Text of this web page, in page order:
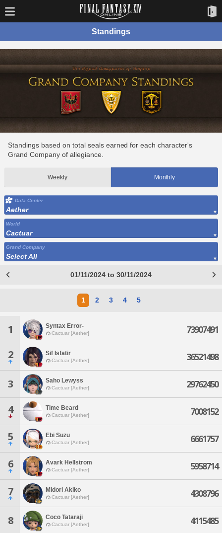
Standings
Standings based on total seals earned for each character's
Grand Company of allegiance.
Weekly Monthly
Data Center
Aether
World
Cactuar
Grand Company
Select All
01/11/2024 to 30/11/2024
1 2 3 4 5
1 Syntax Error-
Cactuar [Aether] 73907491
2 Sif Isfatir
Cactuar [Aether] 36521498
3 Saho Lewyss
Cactuar [Aether] 29762450
4 Time Beard
Cactuar [Aether] 7008152
5 Ebi Suzu
Cactuar [Aether] 6661757
6 Avark Hellstrom
Cactuar [Aether] 5958714
7 Midori Akiko
Cactuar [Aether] 4308796
8 Coco Tataraji
Cactuar [Aether] 4115485